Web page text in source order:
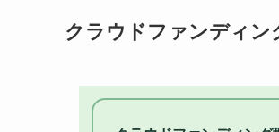
クラウドファンディン